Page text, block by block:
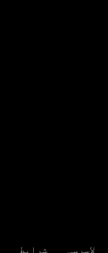
لاسرسی شرایط